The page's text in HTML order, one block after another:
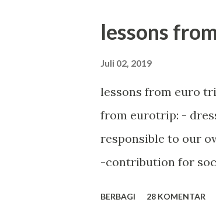
lessons
Juli 02, 2019
lessons from euro
from eurotrip: -
responsible to our
-contribution for
BERBAGI 28 KOMENTAR